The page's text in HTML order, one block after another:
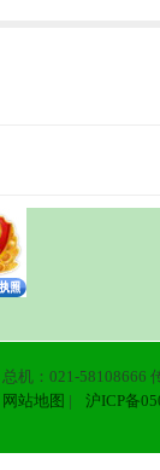
总机：021-58108666
网站地图 | 沪ICP备